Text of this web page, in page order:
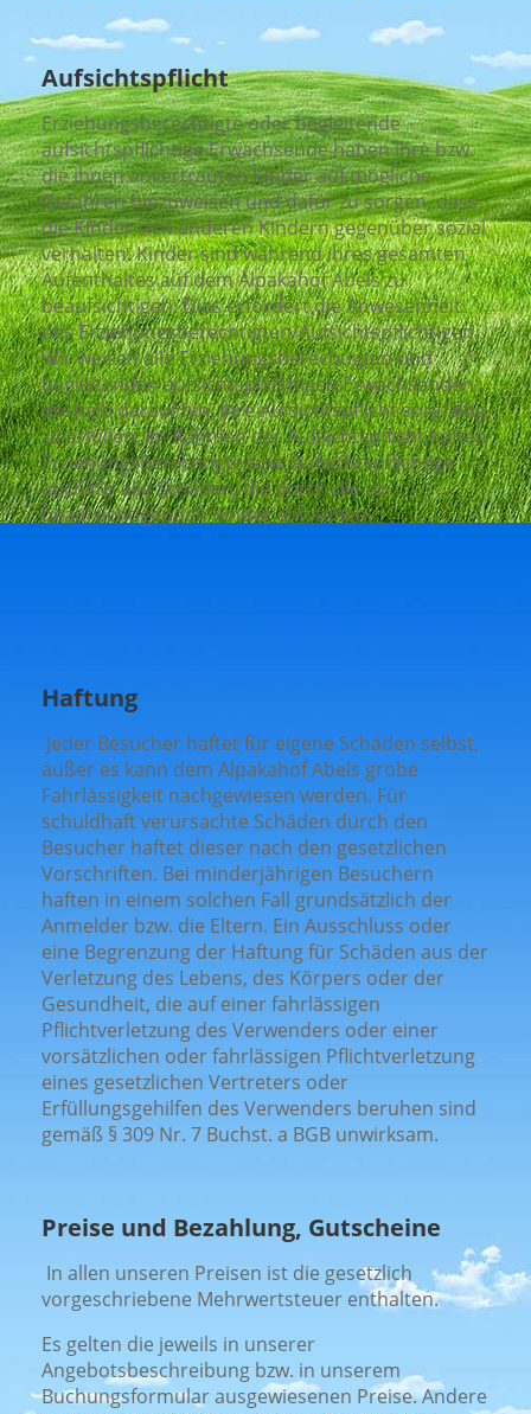
Aufsichtspflicht
Erziehungsberechtigte oder begleitende
aufsichtspflichtige Erwachsende haben ihre bzw.
die ihnen anvertrauten Kinder auf mögliche
Gefahren hinzuweisen und dafür zu sorgen, dass
die Kinder sich anderen Kindern gegenüber sozial
verhalten. Kinder sind während ihres gesamten
Aufenthaltes auf dem Alpakahof Abels zu
beaufsichtigen. Dies erfordert die Anwesenheit
des Erziehungsberechtigten/Aufsichtspflichtigen.
Wir weisen alle Erziehungsberechtigten und
begleitenden aufsichtspflichtigen Erwachsenden
deshalb darauf hin, ihre Aufsichtspflicht sorgfältig
zu erfüllen. Im Rahmen der Aufsichtspflicht haften
Erziehungsberechtigte bzw. Aufsichtspflichtige
auch für alle Schäden, die durch die zu
beaufsichtigenden Kinder entstehen.
Haftung
Jeder Besucher haftet für eigene Schäden selbst,
außer es kann dem Alpakahof Abels grobe
Fahrlässigkeit nachgewiesen werden. Für
schuldhaft verursachte Schäden durch den
Besucher haftet dieser nach den gesetzlichen
Vorschriften. Bei minderjährigen Besuchern
haften in einem solchen Fall grundsätzlich der
Anmelder bzw. die Eltern. Ein Ausschluss oder
eine Begrenzung der Haftung für Schäden aus der
Verletzung des Lebens, des Körpers oder der
Gesundheit, die auf einer fahrlässigen
Pflichtverletzung des Verwenders oder einer
vorsätzlichen oder fahrlässigen Pflichtverletzung
eines gesetzlichen Vertreters oder
Erfüllungsgehilfen des Verwenders beruhen sind
gemäß § 309 Nr. 7 Buchst. a BGB unwirksam.
Preise und Bezahlung, Gutscheine
In allen unseren Preisen ist die gesetzlich
vorgeschriebene Mehrwertsteuer enthalten.
Es gelten die jeweils in unserer
Angebotsbeschreibung bzw. in unserem
Buchungsformular ausgewiesenen Preise. Andere